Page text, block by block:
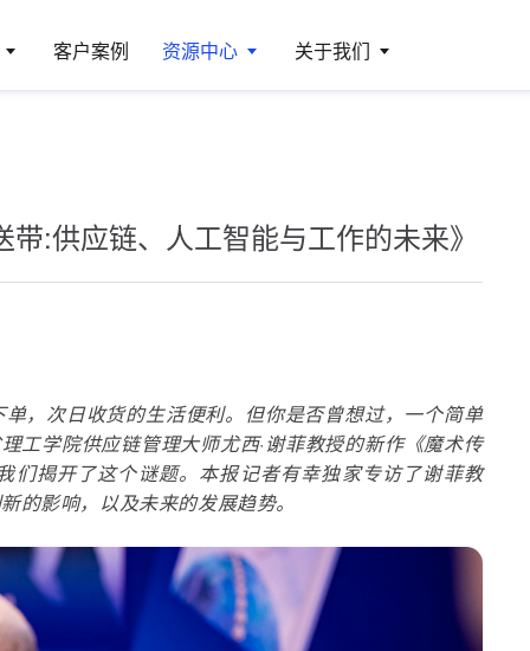
客户案例 资源中心 关于我们
:供应链、人工智能与工作的未来》
，次日收货的生活便利。但你是否曾想过，一个简单
工学院供应链管理大师尤西·谢菲教授的新作《魔术传
们揭开了这个谜题。本报记者有幸独家专访了谢菲教
的影响，以及未来的发展趋势。